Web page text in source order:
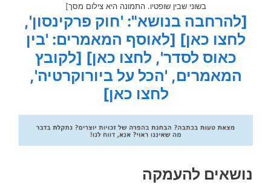
בשוני שבין שופטיו. התמונה היא צילום מסך]
[להרחבה בנושא": 'חוק פרקינסון',
לחצו כאן] [לאוסף המאמרים: 'בין
כאוס לסדר', לחצו כאן] [לקובץ
המאמרים, 'הכל על ביורוקרטיה',
לחצו כאן]
נושאים להעמקה